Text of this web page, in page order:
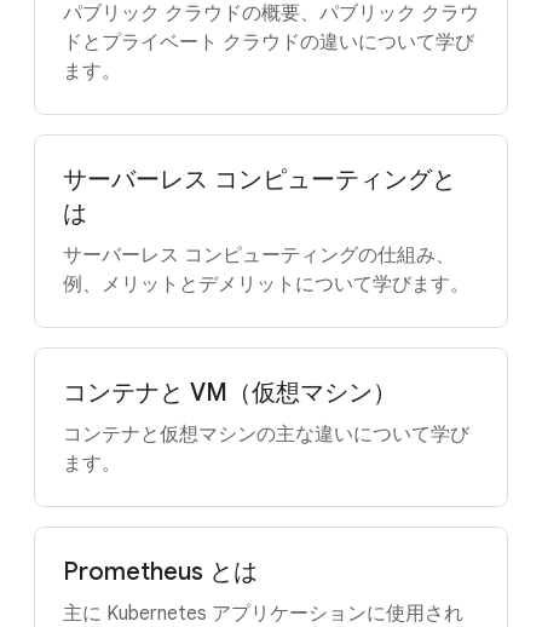
パブリック クラウドの概要、パブリック クラウ
ドとプライベート クラウドの違いについて学び
ます。
サーバーレス コンピューティングと
は
サーバーレス コンピューティングの仕組み、
例、メリットとデメリットについて学びます。
コンテナと VM（仮想マシン）
コンテナと仮想マシンの主な違いについて学び
ます。
Prometheus とは
主に Kubernetes アプリケーションに使用され